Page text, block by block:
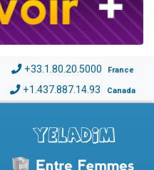
+33.1.80.20.5000 France
+1.437.887.14.93 Canada